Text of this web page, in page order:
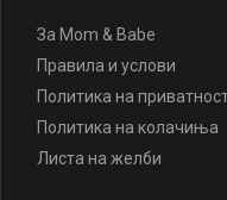
За Mom & Babe
Правила и услови
Политика на
Политика на колачиња
Листа на желби